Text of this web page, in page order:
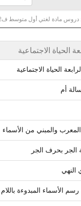
مادة لغتي أول متوسط ف2
الحياة الاجتماعية
الحياة الاجتماعية
أم
والمبني من الأسماء
الجر بحرف الجر
الأسماء المبدوءة باللام